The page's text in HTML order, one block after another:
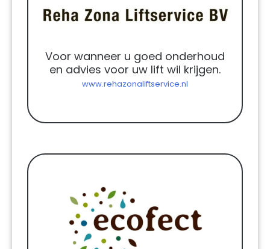
Voor wanneer u goed onderhoud
en advies voor uw lift wil krijgen.
www.rehazonaliftservice.nl